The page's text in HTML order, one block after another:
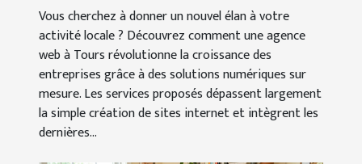
Vous cherchez à donner un nouvel élan à votre
activité locale ? Découvrez comment une agence
web à Tours révolutionne la croissance des
entreprises grâce à des solutions numériques sur
mesure. Les services proposés dépassent largement
la simple création de sites internet et intègrent les
dernières...